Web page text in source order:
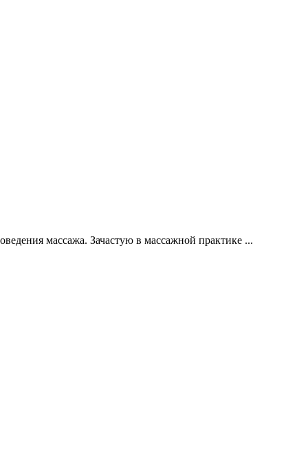
массажа. Зачастую в массажной практике ...